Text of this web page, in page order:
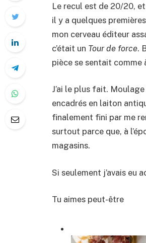
Le recul est de 20/20, et
il y a quelques
mon cerveau éditeur
c’était un Tour de force.
pièce se sentait comme
J’ai le plus fait.
encadrés en laiton
finalement fini par me
surtout parce que, à
magasins.
Si seulement j’avais eu
Tu aimes peut-être